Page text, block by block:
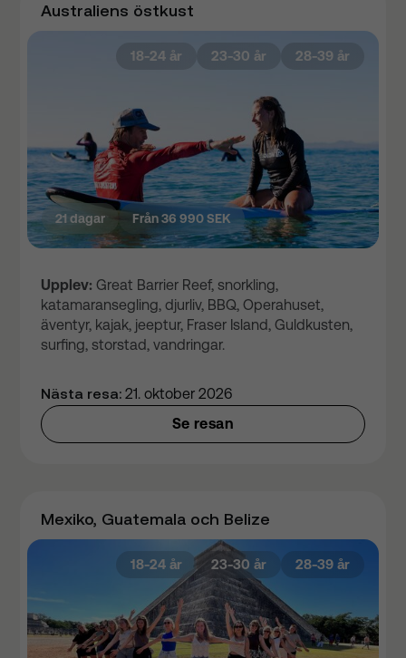
Australiens östkust
18-24 år 23-30 år 28-39 år
21 dagar Från 36 990 SEK
Upplev: Great Barrier Reef, snorkling,
katamaransegling, djurliv, BBQ, Operahuset,
äventyr, kajak, jeeptur, Fraser Island, Guldkusten,
surfing, storstad, vandringar.
Nästa resa: 21. oktober 2026
Se resan
Mexiko, Guatemala och Belize
18-24 år 23-30 år 28-39 år